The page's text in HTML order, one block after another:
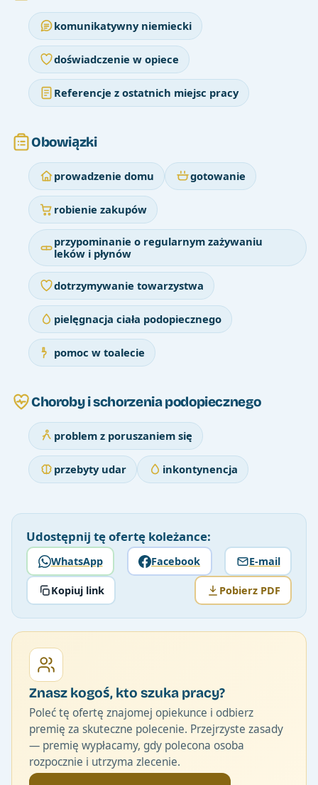
komunikatywny niemiecki
doświadczenie w opiece
Referencje z ostatnich miejsc pracy
Obowiązki
prowadzenie domu gotowanie
robienie zakupów
przypominanie o regularnym zażywaniu
leków i płynów
dotrzymywanie towarzystwa
pielęgnacja ciała podopiecznego
pomoc w toalecie
Choroby i schorzenia podopiecznego
problem z poruszaniem się
przebyty udar inkontynencja
Udostępnij tę ofertę koleżance:
WhatsApp Facebook E-mail
Kopiuj link Pobierz PDF
Znasz kogoś, kto szuka pracy?
Poleć tę ofertę znajomej opiekunce i odbierz
premię za skuteczne polecenie. Przejrzyste zasady
— premię wypłacamy, gdy polecona osoba
rozpocznie i utrzyma zlecenie.